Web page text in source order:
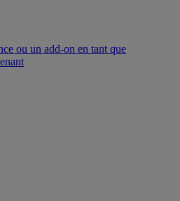
ou un add-on en tant que